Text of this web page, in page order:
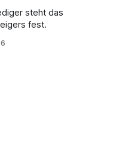
steht das
fest.